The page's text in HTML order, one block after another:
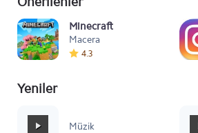
Minecraft
Macera
4.3
Yeniler
Müzik